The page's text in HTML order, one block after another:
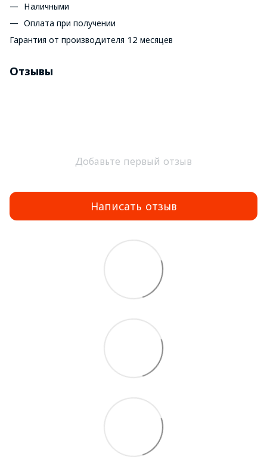
Наличными
Оплата при получении
Гарантия от производителя 12 месяцев
Отзывы
Добавьте первый отзыв
Написать отзыв